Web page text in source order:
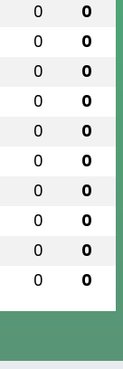
0 0
0 0
0 0
0 0
0 0
0 0
0 0
0 0
0 0
0 0